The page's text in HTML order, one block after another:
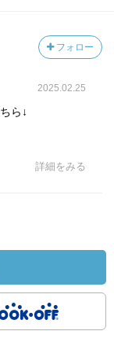
フォロー
2025.02.25
ら↓
詳細をみる